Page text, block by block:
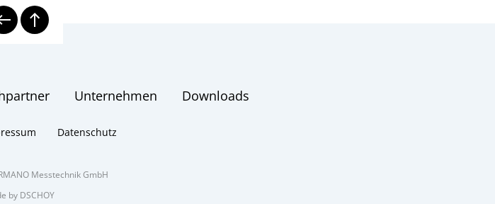
Unternehmen Downloads
Datenschutz
Messtechnik GmbH
by DSCHOY